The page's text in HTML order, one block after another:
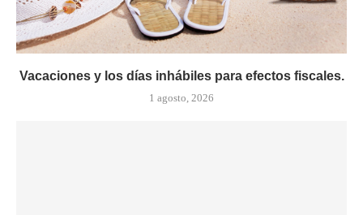
Vacaciones y los días inhábiles para efectos fiscales.
1 agosto, 2026